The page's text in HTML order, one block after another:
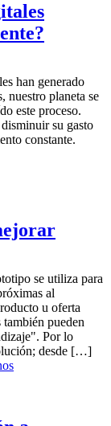
han generado
nuestro planeta se
este proceso.
su gasto
constante.
se utiliza para
al
u oferta
pueden
Por lo
desde […]